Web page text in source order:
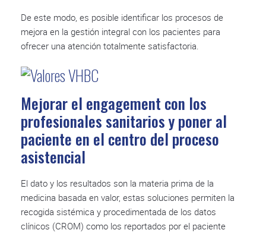
De este modo, es posible identificar los procesos de
mejora en la gestión integral con los pacientes para
ofrecer una atención totalmente satisfactoria.
Mejorar el engagement con los
profesionales sanitarios y poner al
paciente en el centro del proceso
asistencial
El dato y los resultados son la materia prima de la
medicina basada en valor, estas soluciones permiten la
recogida sistémica y procedimentada de los datos
clínicos (CROM) como los reportados por el paciente